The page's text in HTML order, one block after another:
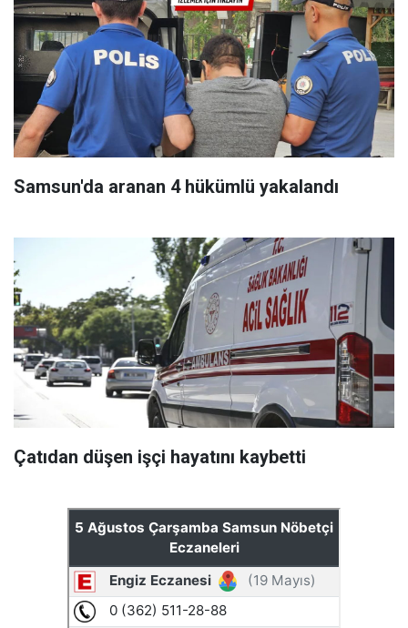
Samsun'da aranan 4 hükümlü yakalandı
Çatıdan düşen işçi hayatını kaybetti